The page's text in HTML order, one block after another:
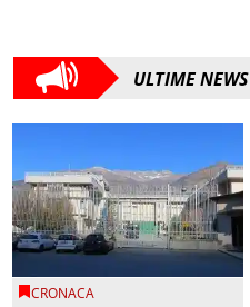
ULTIME NEWS
CRONACA